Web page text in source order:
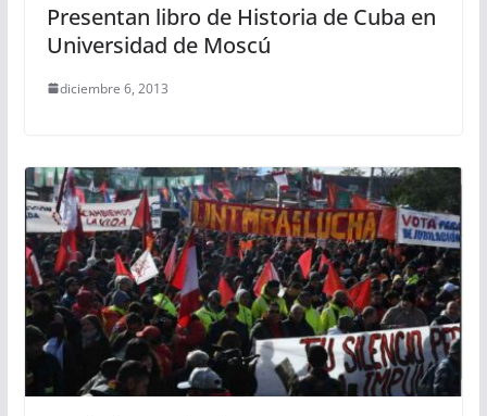
Presentan libro de Historia de Cuba en
Universidad de Moscú
diciembre 6, 2013